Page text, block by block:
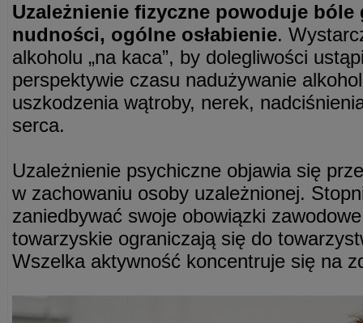
Uzależnienie fizyczne powoduje bóle
nudności, ogólne osłabienie.
alkoholu „na kaca”, by dolegliwości
perspektywie czasu nadużywanie
uszkodzenia wątroby, nerek,
serca.
Uzależnienie psychiczne objawia się
w zachowaniu osoby uzależnionej.
zaniedbywać swoje obowiązki
towarzyskie ograniczają się do
Wszelka aktywność koncentruje się na